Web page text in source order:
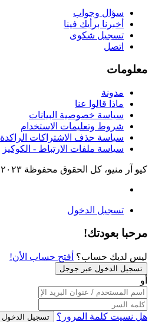
سؤال وجواب
أخبرنا برأيك فينا
تسجيل شكوى
اتصل
معلومات
مدونة
ماذا قالوا عنا
سياسة خصوصية البيانات
شروط وتعليمات الاستخدام
سياسة حذف الاشتراكات الراكدة
سياسة ملفات الارتباط - الكوكيز
كيو آر منيو، كل الحقوق محفوظة ٢٠٢٣م
تسجيل الدخول
مرحبا بعودتك!
ليس لديك حساب؟ أفتح حساب الأن!
تسجيل الدخول عبر جوجل
أو
هل نسيت كلمة المرور؟ تسجيل الدخول